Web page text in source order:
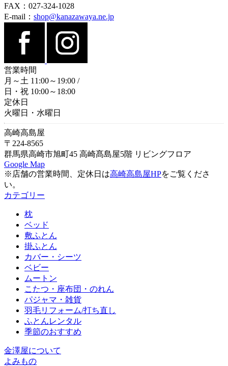
FAX：027-324-1028
E-mail： shop@kanazawaya.ne.jp
営業時間
月～土 11:00～19:00 /
日・祝 10:00～18:00
定休日
火曜日・水曜日
高崎高島屋
〒224-8565
群馬県高崎市旭町45 高崎髙島屋5階 リビングフロア
Google Map
※店舗の営業時間、定休日は高崎高島屋HPをご覧くださ
い。
カテゴリー
枕
ベッド
敷ふとん
掛ふとん
カバー・シーツ
ベビー
ムートン
こたつ・座布団・のれん
パジャマ・雑貨
羽毛リフォーム/打ち直し
ふとんレンタル
季節のおすすめ
金澤屋について
よみもの